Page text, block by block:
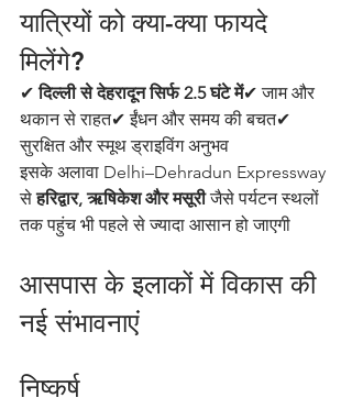
यात्रियों को क्या-क्या फायदे
मिलेंगे?
✔ दिल्ली से देहरादून सिर्फ 2.5 घंटे में✔ जाम और
थकान से राहत✔ ईंधन और समय की बचत✔
सुरक्षित और स्मूथ ड्राइविंग अनुभव
इसके अलावा Delhi–Dehradun Expressway
से हरिद्वार, ऋषिकेश और मसूरी जैसे पर्यटन स्थलों
तक पहुंच भी पहले से ज्यादा आसान हो जाएगी
आसपास के इलाकों में विकास की
नई संभावनाएं
निष्कर्ष